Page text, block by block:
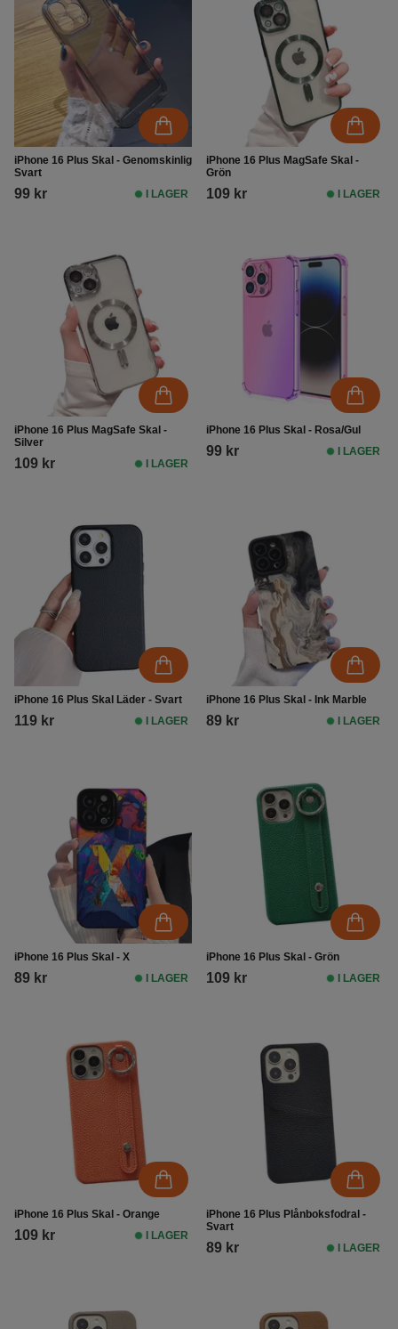
iPhone 16 Plus Skal - Genomskinlig
Svart
99 kr I LAGER
iPhone 16 Plus MagSafe Skal -
Grön
109 kr I LAGER
iPhone 16 Plus MagSafe Skal -
Silver
109 kr I LAGER
iPhone 16 Plus Skal - Rosa/Gul
99 kr I LAGER
iPhone 16 Plus Skal Läder - Svart
119 kr I LAGER
iPhone 16 Plus Skal - Ink Marble
89 kr I LAGER
iPhone 16 Plus Skal - X
89 kr I LAGER
iPhone 16 Plus Skal - Grön
109 kr I LAGER
iPhone 16 Plus Skal - Orange
109 kr I LAGER
iPhone 16 Plus Plånboksfodral -
Svart
89 kr I LAGER